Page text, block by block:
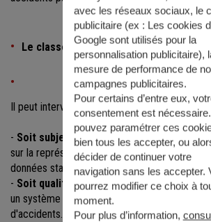
Le classement des risques
Il peut intervenir de deux manières
- Soit subjectif ou objectif :Le groupe de
sur la représentation que chacun se fait du
données statistiques.
- Soit qualitatif ou quantitatif :Soit le
un système comparatif, soit il effectue un
d'accidents.
avec les réseaux sociaux, le
publicitaire (ex : Les cookies
Google sont utilisés pour la
personnalisation publicitaire),
mesure de performance de
campagnes publicitaires.
Pour certains d’entre eux,
consentement est
pouvez paramétrer ces
bien tous les accepter, ou
décider de continuer votre
navigation sans les accepter.
pourrez modifier ce choix à
moment.
Pour plus d’information,